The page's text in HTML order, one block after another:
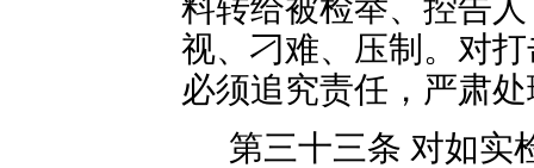
料转给被检举、控告
视、刁难、压制。对
必须追究责任，严肃
第三十三条 对如实